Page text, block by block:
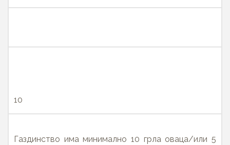
10
Газдинство има минимално 10 грла оваца/или 5